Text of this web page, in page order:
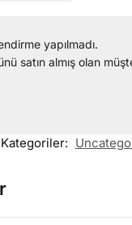
yapılmadı.
satın almış olan
Kategoriler: